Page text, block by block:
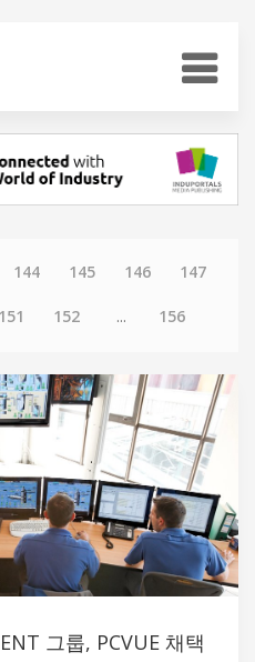
144 145 146 147
151 152 ... 156
그룹, PCVUE 채택